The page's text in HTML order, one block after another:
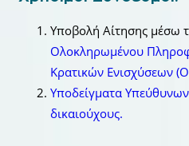
Υποβολή Αίτησης μέσω
Ολοκληρωμένου
Κρατικών Ενισχύσεων
Υποδείγματα
δικαιούχους.